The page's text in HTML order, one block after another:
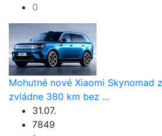
0
Mohutné nové Xiaomi Skynomad
zvládne 380 km bez ...
31.07.
7849